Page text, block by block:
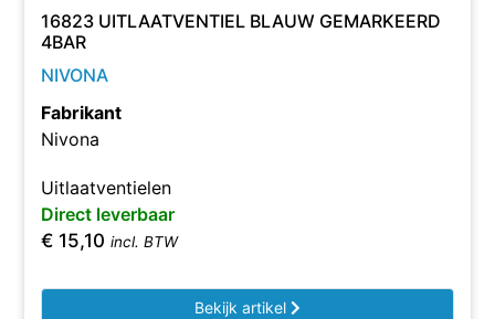
16823 UITLAATVENTIEL BLAUW GEMARKEERD
4BAR
NIVONA
Fabrikant
Nivona
Uitlaatventielen
Direct leverbaar
€ 15,10 incl. BTW
Bekijk artikel